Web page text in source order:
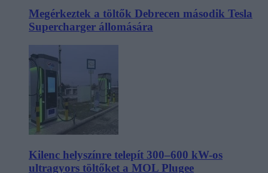
Megérkeztek a töltők Debrecen második Tesla
Supercharger állomására
Kilenc helyszínre telepít 300–600 kW-os
ultragyors töltőket a MOL Plugee